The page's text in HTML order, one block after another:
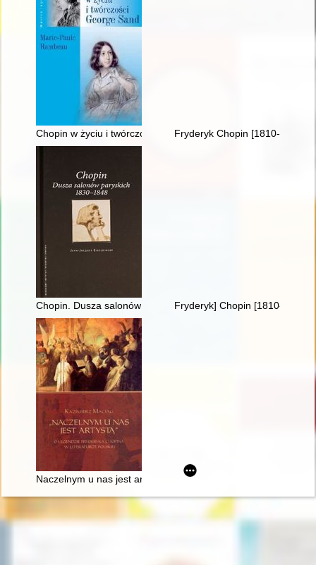
Chopin w życiu i twórczości George SandFryderyk Chopin [1810-1849] i
Chopin. Dusza salonów paryskich 1830-1848Fryderyk] Chopin [1810-1849].
Naczelnym u nas jest artystą". O legendzie Fryderyka